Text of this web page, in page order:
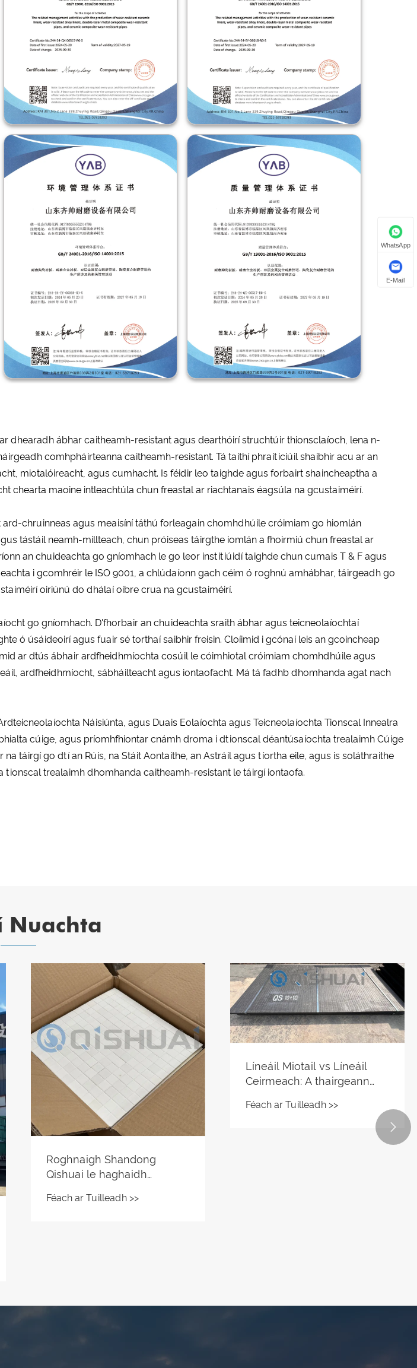
dhearadh ábhar caitheamh-resistant agus dearthóirí struchtúir thionsclaíoch, lena n-
comhpháirteanna caitheamh-resistant. Tá taithí phraiticiúil shaibhir acu ar an
miotalóireacht, agus cumhacht. Is féidir leo taighde agus forbairt shaincheaptha a
chearta maoine intleachtúla chun freastal ar riachtanais éagsúla na gcustaiméirí.
chruinneas agus meaisíní táthú forleagain chomhdhúile cróimiam go hiomlán
tástáil neamh-millteach, chun próiseas táirgthe iomlán a fhoirmiú chun freastal ar
an chuideachta go gníomhach le go leor institiúidí taighde chun cumais T & F agus
i gcomhréir le ISO 9001, a chlúdaíonn gach céim ó roghnú amhábhar, táirgeadh go
oiriúnú do dhálaí oibre crua na gcustaiméirí.
go gníomhach. D'fhorbair an chuideachta sraith ábhar agus teicneolaíochtaí
ó úsáideoirí agus fuair sé torthaí saibhir freisin. Cloíimid i gcónaí leis an gcoincheap
ar dtús ábhair ardfheidhmíochta cosúil le cóimhiotal cróimiam chomhdhúile agus
ardfheidhmíocht, sábháilteacht agus iontaofacht. Má tá fadhb dhomhanda agat nach
Náisiúnta, agus Duais Eolaíochta agus Teicneolaíochta Tionscal Innealra
cúige, agus príomhfhiontar cnámh droma i dtionscal déantúsaíochta trealaimh Cúige
táirgí go dtí an Rúis, na Stáit Aontaithe, an Astráil agus tíortha eile, agus is soláthraithe
tionscal trealaimh dhomhanda caitheamh-resistant le táirgí iontaofa.
Nuachta
Déanann Shandong Qishuai
Feadáin Ilchodacha Caith
cúramach, le sraith táirgí
iomadúla a chumasaíonn
caitheamh tionsclaíoch.

WhatsApp
E-Mail